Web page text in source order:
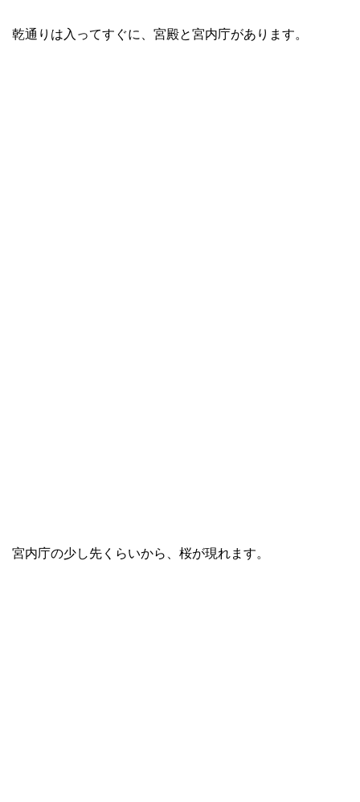
乾通りは入ってすぐに、宮殿と宮内庁があります。
宮内庁の少し先くらいから、桜が現れます。